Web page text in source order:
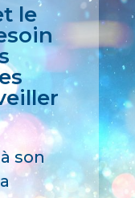
le
son